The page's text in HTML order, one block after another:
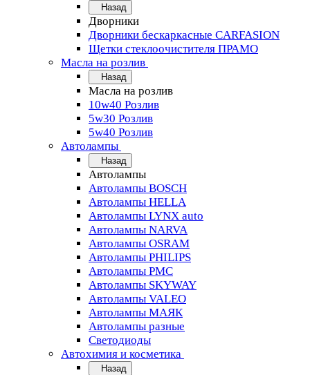
Назад
Дворники
Дворники бескаркасные CARFASION
Щетки стеклоочистителя ПРАМО
Масла на розлив
Назад
Масла на розлив
10w40 Розлив
5w30 Розлив
5w40 Розлив
Автолампы
Назад
Автолампы
Автолампы BOSCH
Автолампы HELLA
Автолампы LYNX auto
Автолампы NARVA
Автолампы OSRAM
Автолампы PHILIPS
Автолампы PMC
Автолампы SKYWAY
Автолампы VALEO
Автолампы МАЯК
Автолампы разные
Светодиоды
Автохимия и косметика
Назад